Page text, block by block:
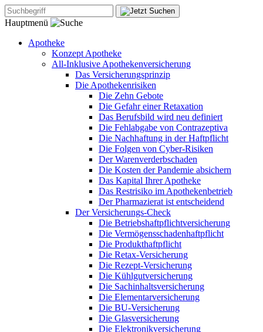
Hauptmenü
Apotheke
Konzept Apotheke
All-Inklusive Apothekenversicherung
Das Versicherungsprinzip
Die Apothekenrisiken
Die Zehn Gebote
Die Gefahr einer Retaxation
Das Berufsbild wird neu definiert
Die Fehlabgabe von Contrazeptiva
Die Nachhaftung in der Haftpflicht
Die Folgen von Cyber-Risiken
Der Warenverderbschaden
Die Kosten der Pandemie absichern
Das Kapital Ihrer Apotheke
Das Restrisiko im Apothekenbetrieb
Der Pharmazierat ist entscheidend
Der Versicherungs-Check
Die Betriebshaftpflichtversicherung
Die Vermögensschadenhaftpflicht
Die Produkthaftpflicht
Die Retax-Versicherung
Die Rezept-Versicherung
Die Kühlgutversicherung
Die Sachinhaltsversicherung
Die Elementarversicherung
Die BU-Versicherung
Die Glasversicherung
Die Elektronikversicherung